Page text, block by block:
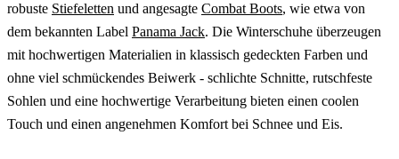
robuste Stiefeletten und angesagte Combat Boots, wie etwa von
dem bekannten Label Panama Jack. Die Winterschuhe überzeugen
mit hochwertigen Materialien in klassisch gedeckten Farben und
ohne viel schmückendes Beiwerk - schlichte Schnitte, rutschfeste
Sohlen und eine hochwertige Verarbeitung bieten einen coolen
Touch und einen angenehmen Komfort bei Schnee und Eis.